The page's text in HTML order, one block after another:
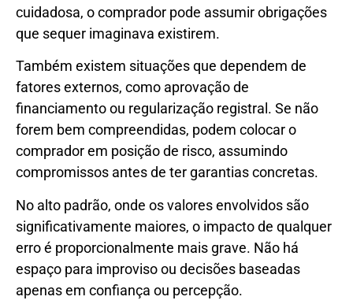
cuidadosa, o comprador pode assumir obrigações
que sequer imaginava existirem.
Também existem situações que dependem de
fatores externos, como aprovação de
financiamento ou regularização registral. Se não
forem bem compreendidas, podem colocar o
comprador em posição de risco, assumindo
compromissos antes de ter garantias concretas.
No alto padrão, onde os valores envolvidos são
significativamente maiores, o impacto de qualquer
erro é proporcionalmente mais grave. Não há
espaço para improviso ou decisões baseadas
apenas em confiança ou percepção.